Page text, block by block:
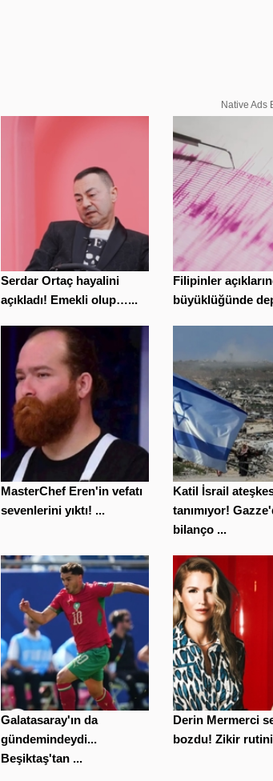
Native Ads
Serdar Ortaç hayalini
açıkladı! Emekli olup…...
Filipinler
büyüklüğünde
MasterChef Eren'in vefatı
sevenlerini yıktı! ...
Katil İsrail
tanımıyor!
bilanço ...
Galatasaray'ın da
gündemindeydi...
Beşiktaş'tan ...
Derin Mermerci
bozdu! Zikir